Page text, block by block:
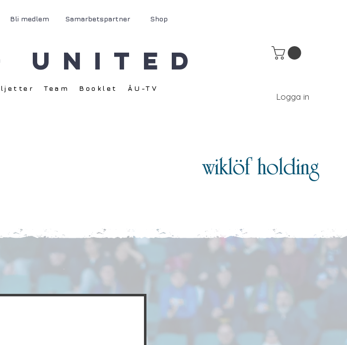
Bli medlem Samarbetspartner Shop
United
Team Booklet ÅU-TV
Logga in